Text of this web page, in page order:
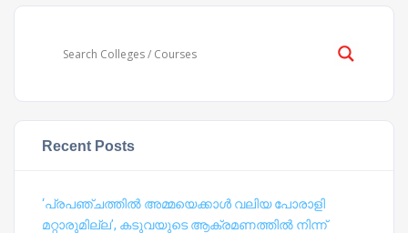
Recent Posts
‘പ്രപഞ്ചത്തില്‍ അമ്മയെക്കാള്‍ വലിയ പോരാളി
മറ്റാരുമില്ല’, കടുവയുടെ ആക്രമണത്തില്‍ നിന്ന്